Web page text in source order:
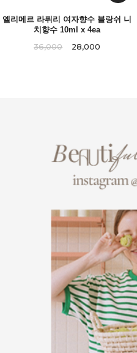
엘리메르 라퓌리 여자향수 블랑쉬 니
치향수 10ml x 4ea
36,000
28,000